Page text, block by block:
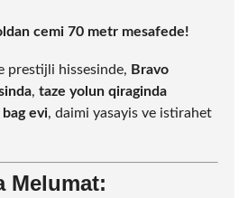
cemi 70 metr mesafede!
prestijli hissesinde, Bravo
, taze yolun qiraginda
evi, daimi yasayis ve istirahet
Melumat: